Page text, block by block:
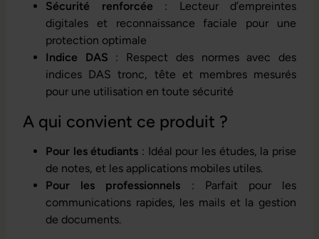
Sécurité renforcée : Lecteur d’empreintes
digitales et reconnaissance faciale pour une
protection optimale
Indice DAS : Respect des normes avec des
indices DAS tronc, tête et membres mesurés
pour une utilisation en toute sécurité
A qui convient ce produit ?
Pour les étudiants : Idéal pour les études, la prise
de notes, et les applications mobiles utiles.
Pour les professionnels : Parfait pour les
communications rapides, les mails et la gestion
de documents.